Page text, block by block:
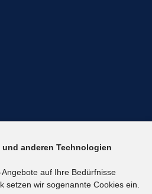
anderen Technologien
auf Ihre Bedürfnisse
setzen wir sogenannte Cookies ein.